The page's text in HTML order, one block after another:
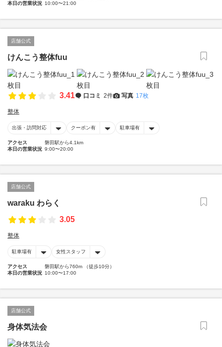
本日の営業状況 10:00〜21:00
店舗公式
けんこう整体fuu
3.41 口コミ 2件 写真 17枚
整体
出張・訪問対応 クーポン有 駐車場有
アクセス
磐田駅から4.1km
本日の営業状況 9:00〜20:00
店舗公式
waraku わらく
3.05
整体
駐車場有 女性スタッフ
アクセス
磐田駅から760m （徒歩10分）
本日の営業状況 10:00〜17:00
店舗公式
身体気法会